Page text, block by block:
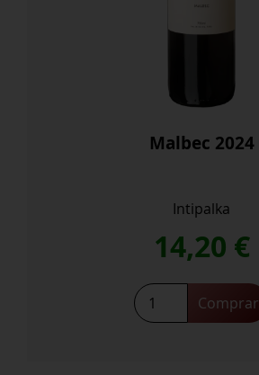
Malbec 2024
Intipalka
14,20 €
Malbec
2024
Comprar